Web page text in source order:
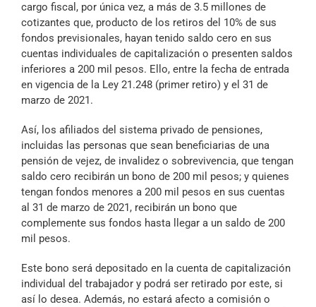
cargo fiscal, por única vez, a más de 3.5 millones de
cotizantes que, producto de los retiros del 10% de sus
fondos previsionales, hayan tenido saldo cero en sus
cuentas individuales de capitalización o presenten saldos
inferiores a 200 mil pesos. Ello, entre la fecha de entrada
en vigencia de la Ley 21.248 (primer retiro) y el 31 de
marzo de 2021.
Así, los afiliados del sistema privado de pensiones,
incluidas las personas que sean beneficiarias de una
pensión de vejez, de invalidez o sobrevivencia, que tengan
saldo cero recibirán un bono de 200 mil pesos; y quienes
tengan fondos menores a 200 mil pesos en sus cuentas
al 31 de marzo de 2021, recibirán un bono que
complemente sus fondos hasta llegar a un saldo de 200
mil pesos.
Este bono será depositado en la cuenta de capitalización
individual del trabajador y podrá ser retirado por este, si
así lo desea. Además, no estará afecto a comisión o